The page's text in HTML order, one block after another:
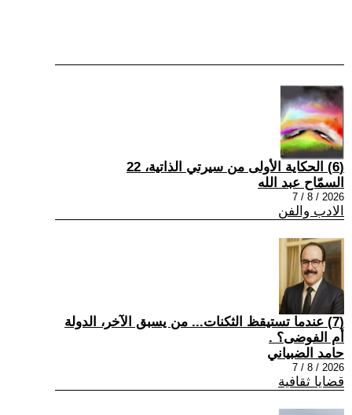
(6) الحكاية الأولى من سيرتي الذاتية، 22
السمّاح عبد الله
2026 / 8 / 7
الادب والفن
(7) عندما تستيقظ الثكنات... من يسبق الآخر، الدولة
أم الفوضى؟ .
حامد الضبياني
2026 / 8 / 7
قضايا ثقافية